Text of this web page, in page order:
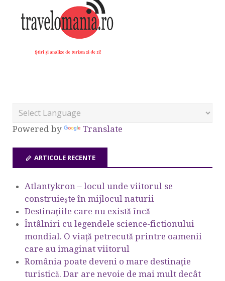
Powered by Translate
ARTICOLE RECENTE
Atlantykron – locul unde viitorul se
construiește în mijlocul naturii
Destinațiile care nu există încă
Întâlniri cu legendele science-fictionului
mondial. O viață petrecută printre oamenii
care au imaginat viitorul
România poate deveni o mare destinație
turistică. Dar are nevoie de mai mult decât